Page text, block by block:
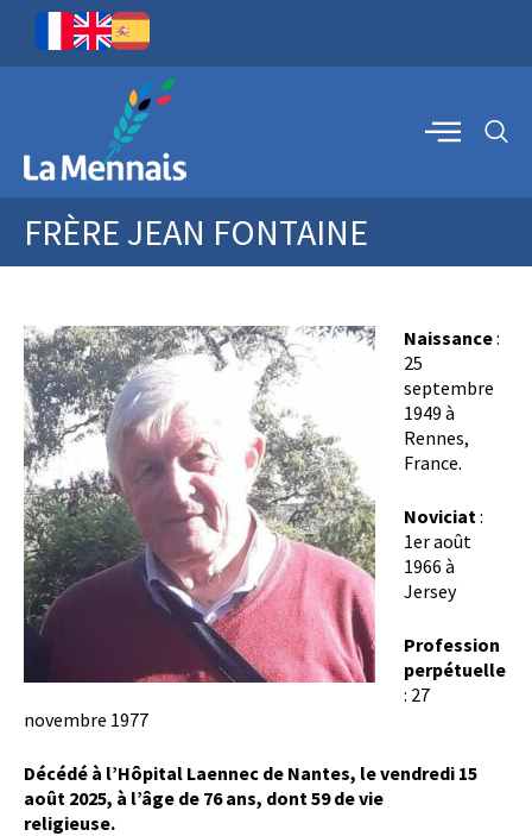
FRÈRE JEAN FONTAINE
Naissance:
25
septembre
1949 à
Rennes,
France.
Noviciat:
1er août
1966 à
Jersey
Profession
perpétuelle
: 27
novembre 1977
Décédé à l’Hôpital Laennec de Nantes, le vendredi 15
août 2025, à l’âge de 76 ans, dont 59 de vie
religieuse.